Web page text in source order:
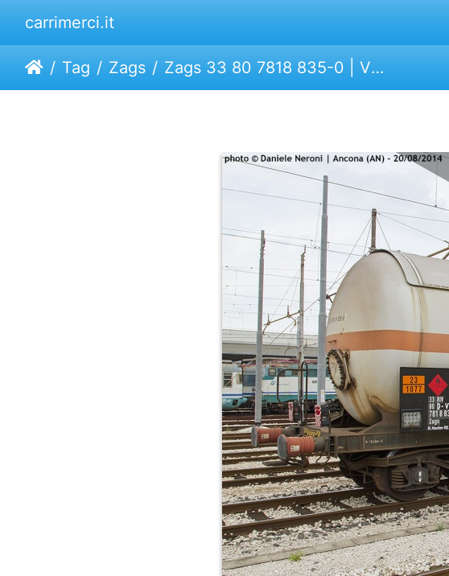
carrimerci.it
Tag Zags Zags 33 80 7818 835-0 | VTG